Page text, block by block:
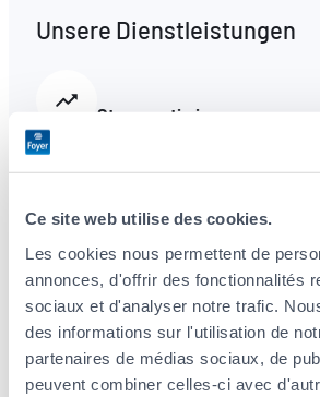
Ce site web utilise des cookies.
Les cookies nous permettent de
annonces, d'offrir des fonctionnalités
sociaux et d'analyser notre trafic.
des informations sur l'utilisation de
partenaires de médias sociaux, de
peuvent combiner celles-ci avec
Unsere Dienstleistungen
Steueroptimierung
Wir analysieren Ihre
Versicherungsprämien.
Vorsorge- und
Umfassende und flexible
Ihren Lebenszyklus